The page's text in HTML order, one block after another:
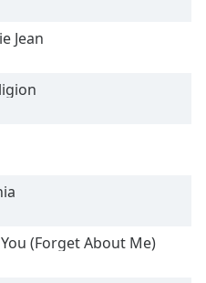
Jean
(Forget About Me)